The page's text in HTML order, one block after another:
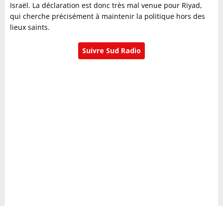
Israël. La déclaration est donc très mal venue pour Riyad,
qui cherche précisément à maintenir la politique hors des
lieux saints.
Suivre Sud Radio